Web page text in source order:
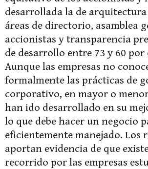
desarrollada la de
áreas de directorio, asamblea
accionistas y transparencia
de desarrollo entre 73 y 60 por
Aunque las empresas no
formalmente las prácticas de
corporativo, en mayor o
han ido desarrollado en su
lo que debe hacer un negocio
eficientemente manejado. Los
aportan evidencia de que
recorrido por las empresas